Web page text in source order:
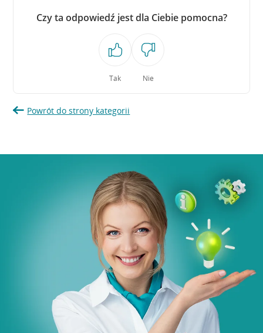
Czy ta odpowiedź jest dla Ciebie pomocna?
Tak Nie
Powrót do strony kategorii